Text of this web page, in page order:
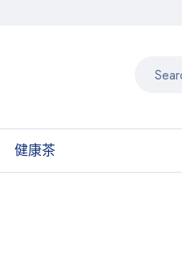
健康茶